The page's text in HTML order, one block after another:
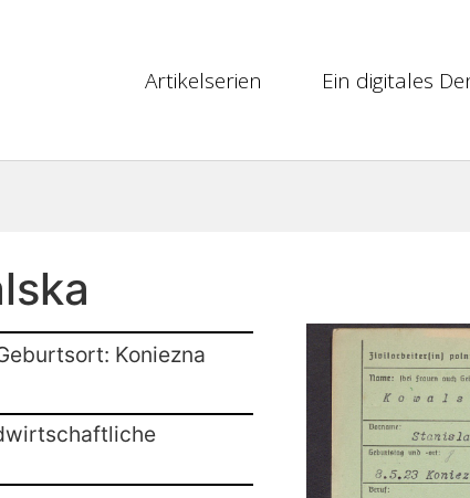
Artikelserien Ein digitales
Koniezna